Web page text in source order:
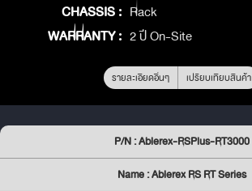
CHASSIS : Rack
WARRANTY : 2 ปี On-Site
รายละเอียดอื่นๆ เปรียบเทียบสินค้า
P/N : Ablerex-RSPlus-RT3000
Name : Ablerex RS RT Series